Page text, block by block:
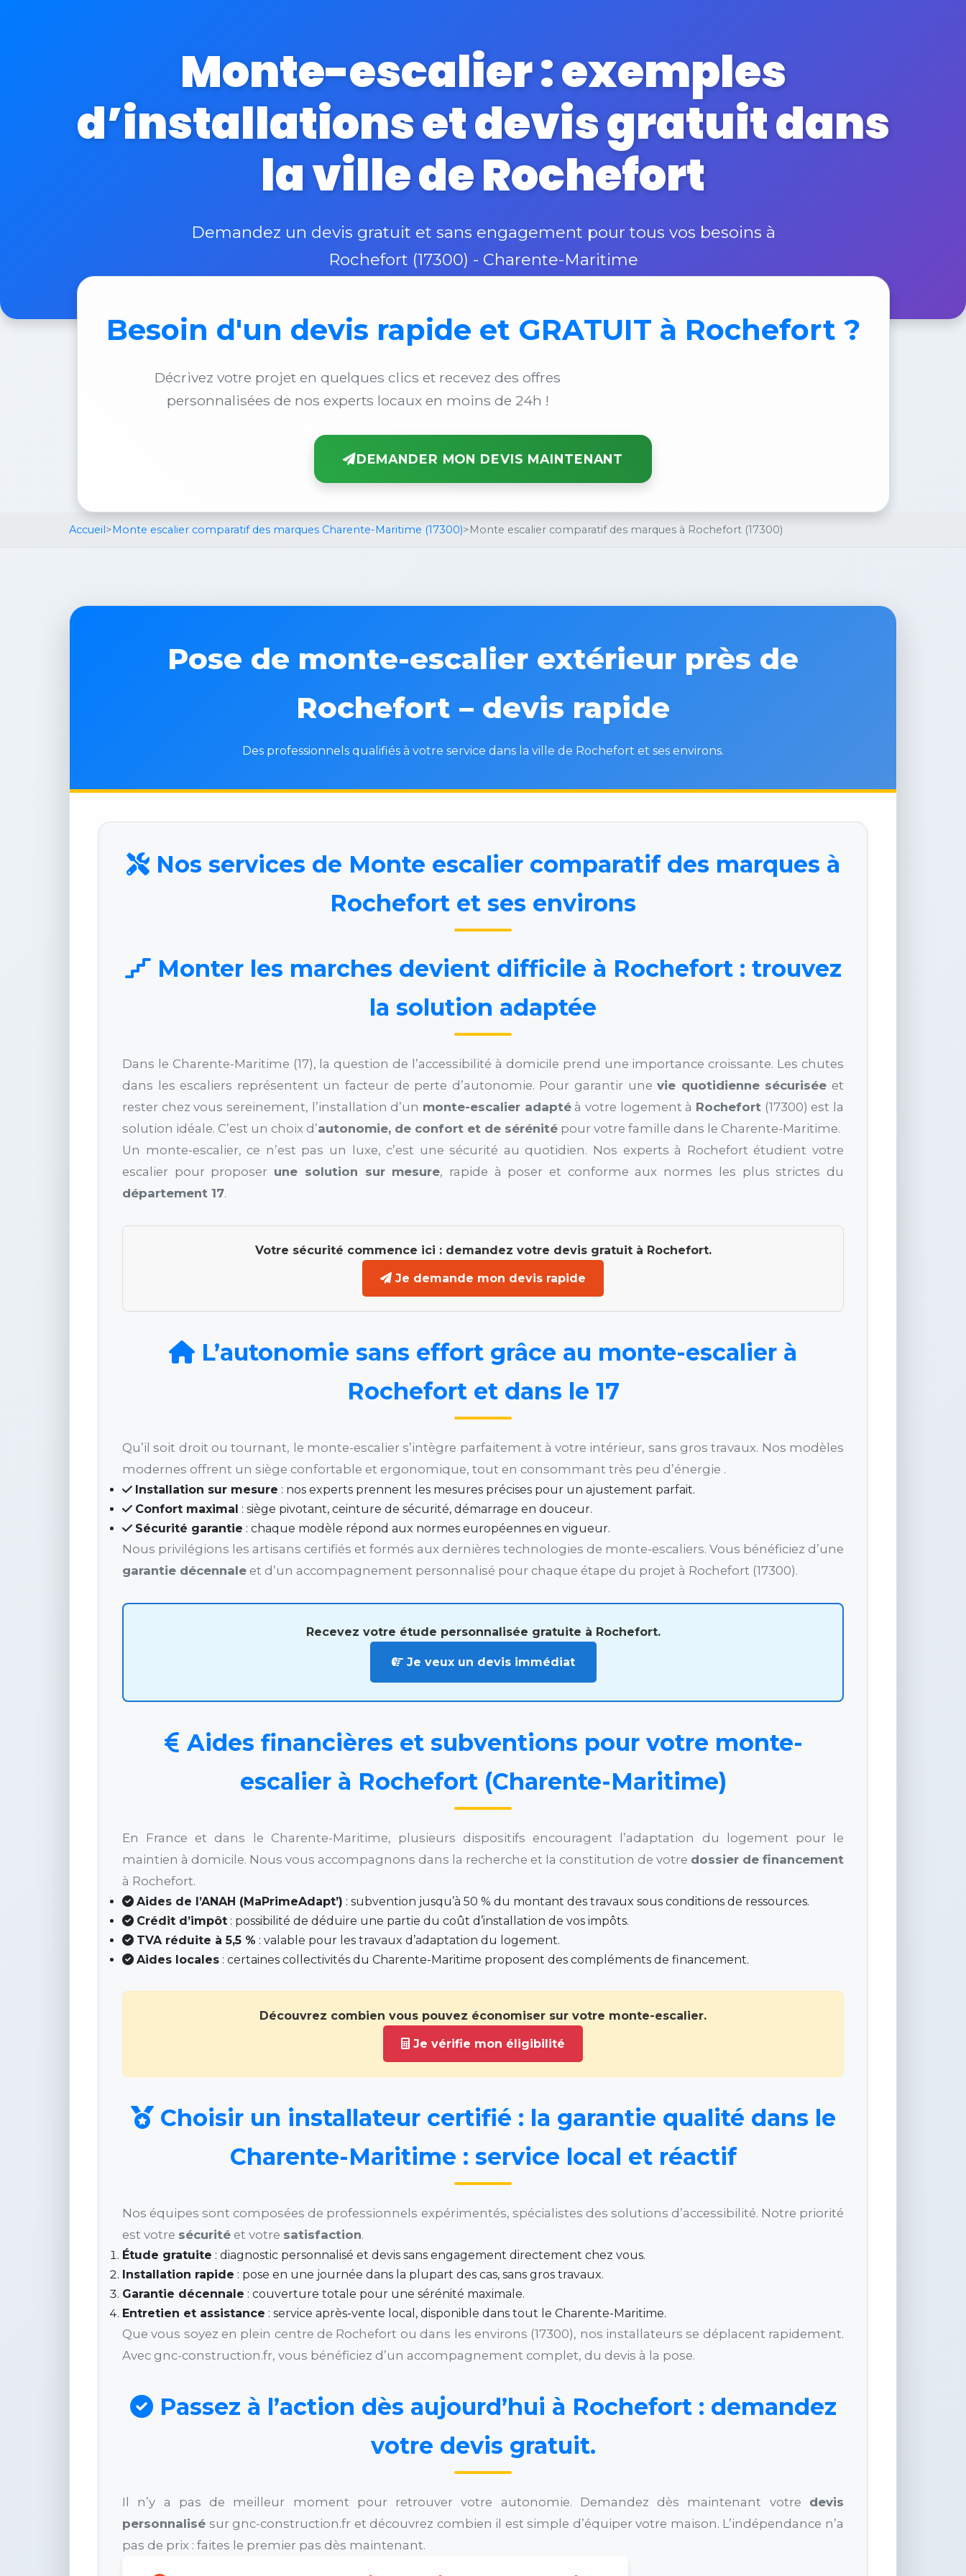
Monte-escalier : exemples
d’installations et devis gratuit dans
la ville de Rochefort
Demandez un devis gratuit et sans engagement pour tous vos besoins à
Rochefort (17300) - Charente-Maritime
Besoin d'un devis rapide et GRATUIT à Rochefort ?
Décrivez votre projet en quelques clics et recevez des offres
personnalisées de nos experts locaux en moins de 24h !
DEMANDER MON DEVIS MAINTENANT
Accueil > Monte escalier comparatif des marques Charente-Maritime (17300)> Monte escalier comparatif des marques à Rochefort (17300)
Pose de monte-escalier extérieur près de
Rochefort – devis rapide
Des professionnels qualifiés à votre service dans la ville de Rochefort et ses environs.
Nos services de Monte escalier comparatif des marques à
Rochefort et ses environs
Monter les marches devient difficile à Rochefort : trouvez
la solution adaptée
Dans le Charente-Maritime (17), la question de l’accessibilité à domicile prend une importance croissante. Les chutes
dans les escaliers représentent un facteur de perte d’autonomie. Pour garantir unevie quotidienne sécurisée et
rester chez vous sereinement, l’installation d’un monte-escalier adaptéà votre logement à Rochefort (17300) est la
solution idéale. C’est un choix d’autonomie, de confort et de sérénité pour votre famille dans le Charente-Maritime.
Un monte-escalier, ce n’est pas un luxe, c’est une sécurité au quotidien. Nos experts à Rochefort étudient votre
escalier pour proposer une solution sur mesure, rapide à poser et conforme aux normes les plus strictes du
département 17.
Votre sécurité commence ici : demandez votre devis gratuit à Rochefort.
Je demande mon devis rapide
L’autonomie sans effort grâce au monte-escalier à
Rochefort et dans le 17
Qu’il soit droit ou tournant, le monte-escalier s’intègre parfaitement à votre intérieur, sans gros travaux. Nos modèles
modernes offrent un siège confortable et ergonomique, tout en consommant très peu d’énergie .
Installation sur mesure : nos experts prennent les mesures précises pour un ajustement parfait.
Confort maximal : siège pivotant, ceinture de sécurité, démarrage en douceur.
Sécurité garantie : chaque modèle répond aux normes européennes en vigueur.
Nous privilégions les artisans certifiés et formés aux dernières technologies de monte-escaliers. Vous bénéficiez d’une
garantie décennale et d’un accompagnement personnalisé pour chaque étape du projet à Rochefort (17300).
Recevez votre étude personnalisée gratuite à Rochefort.
Je veux un devis immédiat
Aides financières et subventions pour votre monte-
escalier à Rochefort (Charente-Maritime)
En France et dans le Charente-Maritime, plusieurs dispositifs encouragent l’adaptation du logement pour le
maintien à domicile. Nous vous accompagnons dans la recherche et la constitution de votre dossier de financement
à Rochefort.
Aides de l’ANAH (MaPrimeAdapt’) : subvention jusqu’à 50 % du montant des travaux sous conditions de ressources.
Crédit d’impôt : possibilité de déduire une partie du coût d’installation de vos impôts.
TVA réduite à 5,5 % : valable pour les travaux d’adaptation du logement.
Aides locales : certaines collectivités du Charente-Maritime proposent des compléments de financement.
Découvrez combien vous pouvez économiser sur votre monte-escalier.
Je vérifie mon éligibilité
Choisir un installateur certifié : la garantie qualité dans le
Charente-Maritime : service local et réactif
Nos équipes sont composées de professionnels expérimentés, spécialistes des solutions d’accessibilité. Notre priorité
est votre sécurité et votre satisfaction.
Étude gratuite : diagnostic personnalisé et devis sans engagement directement chez vous.
Installation rapide : pose en une journée dans la plupart des cas, sans gros travaux.
Garantie décennale : couverture totale pour une sérénité maximale.
Entretien et assistance : service après-vente local, disponible dans tout le Charente-Maritime.
Que vous soyez en plein centre de Rochefort ou dans les environs (17300), nos installateurs se déplacent rapidement.
Avec gnc-construction.fr, vous bénéficiez d’un accompagnement complet, du devis à la pose.
Passez à l’action dès aujourd’hui à Rochefort : demandez
votre devis gratuit.
Il n’y a pas de meilleur moment pour retrouver votre autonomie. Demandez dès maintenant votre devis
personnalisé sur gnc-construction.fr et découvrez combien il est simple d’équiper votre maison. L’indépendance n’a
pas de prix : faites le premier pas dès maintenant.